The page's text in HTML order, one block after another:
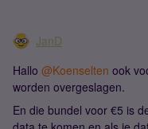
JanD
Hallo ​ @Koenselten ook
worden overgeslagen.
En die bundel voor €5 is